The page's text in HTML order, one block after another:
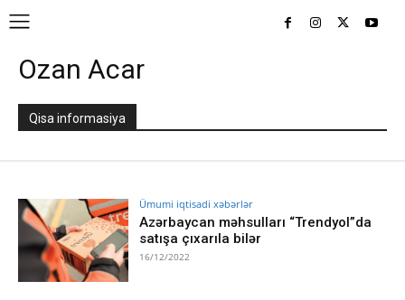
Ozan Acar
Qisa informasiya
Ümumi iqtisadi xəbərlər
Azərbaycan məhsulları “Trendyol”da
satışa çıxarıla bilər
16/12/2022